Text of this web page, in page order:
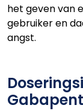
het geven van
gebruiker en
angst.